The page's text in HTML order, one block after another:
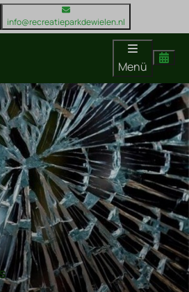
info@recreatieparkdewielen.nl
Menü